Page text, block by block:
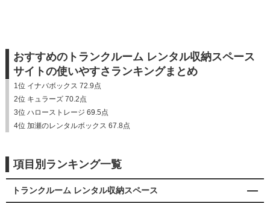
おすすめのトランクルーム レンタル収納スペース
サイトの使いやすさランキングまとめ
1位 イナバボックス 72.9点
2位 キュラーズ 70.2点
3位 ハローストレージ 69.5点
4位 加瀬のレンタルボックス 67.8点
項目別ランキング一覧
トランクルーム レンタル収納スペース